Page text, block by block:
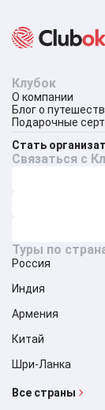
Клубок
О компании
Блог о
Подарочные
Стать
Туры по
Россия
Индия
Армения
Китай
Шри-Ланка
Все страны
Связаться с